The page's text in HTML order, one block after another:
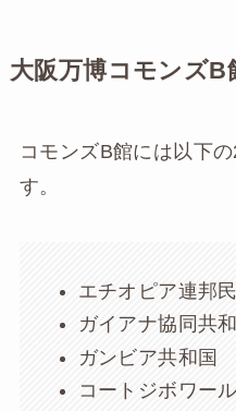
大阪万博コモンズB
コモンズB館には以下
す。
エチオピア連邦
ガイアナ協同共
ガンビア共和国
コートジボワー